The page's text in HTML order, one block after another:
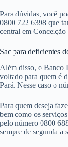
Para dúvidas, você
0800 722 6398 que
central em Conceição
Sac para deficientes
Além disso, o Banco
voltado para quem é
Pará. Nesse caso o
Para quem deseja
bem como os
pelo número 0800
sempre de segunda a